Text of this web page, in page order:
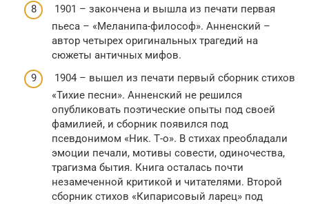
1901 – закончена и вышла из печати первая
пьеса – «Меланипа-философ». Анненский –
автор четырех оригинальных трагедий на
сюжеты античных мифов.
1904 – вышел из печати первый сборник стихов
«Тихие песни». Анненский не решился
опубликовать поэтические опыты под своей
фамилией, и сборник появился под
псевдонимом «Ник. Т-о». В стихах преобладали
эмоции печали, мотивы совести, одиночества,
трагизма бытия. Книга осталась почти
незамеченной критикой и читателями. Второй
сборник стихов «Кипарисовый ларец» под